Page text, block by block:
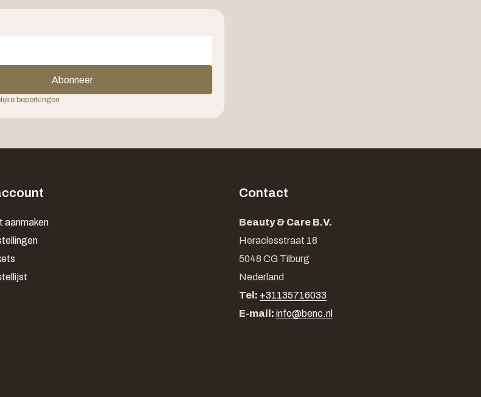
Abonneer
beperkingen
aanmaken
Contact
Beauty & Care B.V.
Heraclesstraat 18
5048 CG Tilburg
Nederland
Tel: +31135716033
E-mail: info@benc.nl